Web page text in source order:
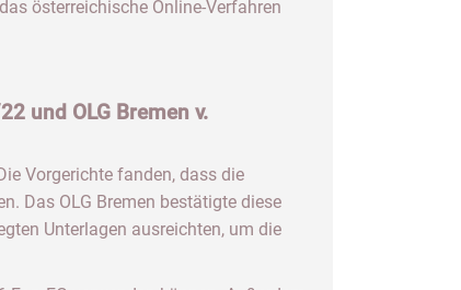
österreichische Online-Verfahren
und OLG Bremen v.
Vorgerichte fanden, dass die
Das OLG Bremen bestätigte diese
Unterlagen ausreichten, um die